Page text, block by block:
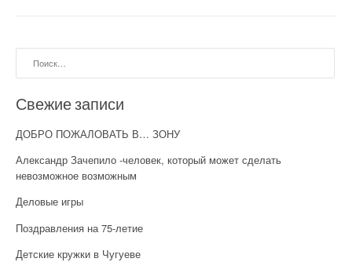
Свежие записи
ДОБРО ПОЖАЛОВАТЬ В… ЗОНУ
Александр Зачепило -человек, который может сделать
невозможное возможным
Деловые игры
Поздравления на 75-летие
Детские кружки в Чугуеве